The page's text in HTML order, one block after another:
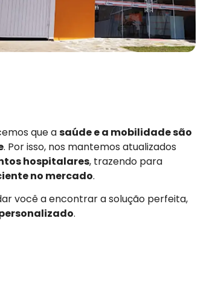
que asaúde e a mobilidade são
. Por isso, nos mantemos atualizados
hospitalares, trazendo para
no mercado.
você a encontrar a solução perfeita,
.